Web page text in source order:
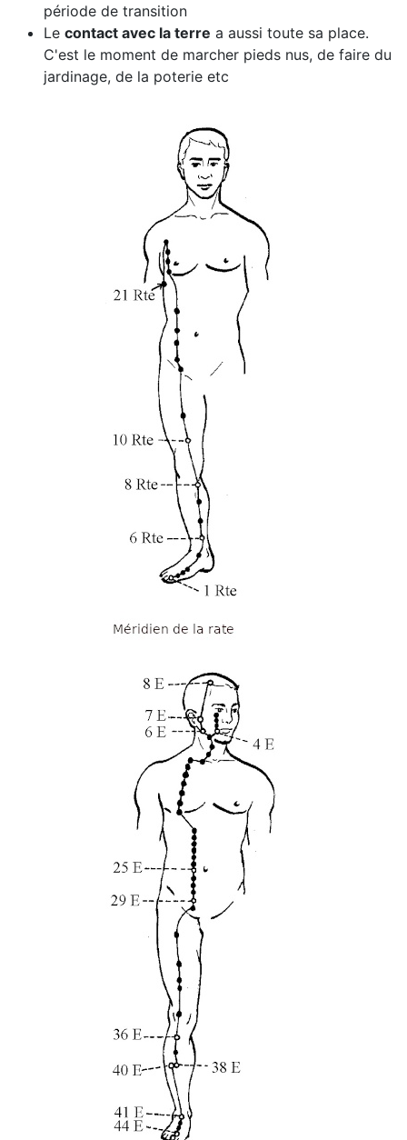
période de transition
Le contact avec la terre a aussi toute sa place.
C'est le moment de marcher pieds nus, de faire du
jardinage, de la poterie etc